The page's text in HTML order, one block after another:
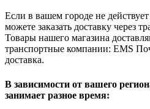
Если в вашем городе не
можете заказать доставку через
Товары нашего магазина
транспортные компании: EMS
доставка.
В зависимости от вашего
занимает разное время: